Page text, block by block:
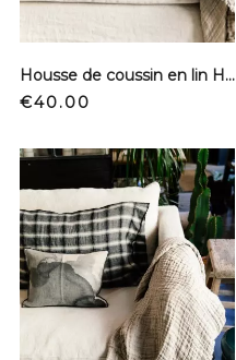
Housse de coussin en lin Highland - Lune
Price
€40.00